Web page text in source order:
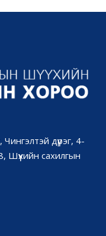
дүүрэг, 4-
сахилгын